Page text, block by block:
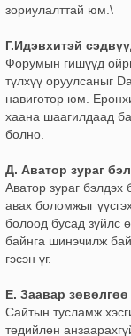
зориулалттай юм.\
Г.Идэвхитэй
Форумын гишүүд
түлхүү оруулсаныг
навиготор юм.
хаана шаагилдаад
болно.
Д. Аватор зураг
Аватор зураг бэлдэх
авах боломжыг
болоод бусад зүйлс
байнга шинэчилж
гэсэн үг.
Е. Заавар зөвөлгөө
Сайтын тусламж
төдийлөн